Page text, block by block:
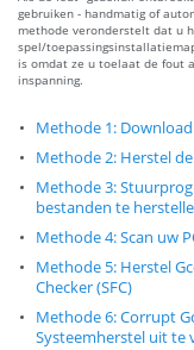
gebruiken - handmatig of
methode veronderstelt dat u
spel/
is omdat ze u toelaat de fout
inspanning.
Methode 1:
Methode 2: Herstel
Methode 3:
bestanden te
Methode 4: Scan uw
Methode 5: Herstel
Checker (SFC)
Methode 6: Corrupt
Systeemherstel uit te